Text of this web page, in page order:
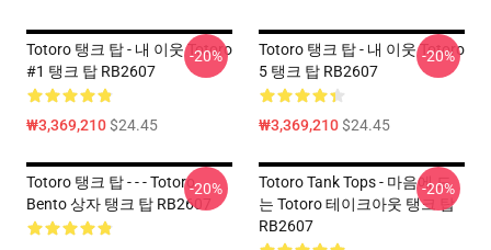
Totoro 탱크 탑 - 내 이웃 Totoro
#1 탱크 탑 RB2607
₩3,369,210$24.45
-20%
Totoro 탱크 탑 - 내 이웃 Totoro
5 탱크 탑 RB2607
₩3,369,210$24.45
-20%
Totoro 탱크 탑 - - - Totoro
Bento 상자 탱크 탑 RB2607
-20%
Totoro Tank Tops - 마음에 드
는 Totoro 테이크아웃 탱크 탑
RB2607
-20%